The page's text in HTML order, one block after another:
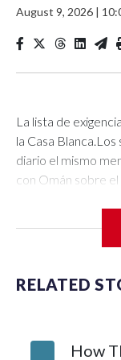
August 9, 2026 |
La lista de
la Casa
diario el mismo
con Omán sobre
su
más allá del
junio, pero que
ataques contra
RELATED
How